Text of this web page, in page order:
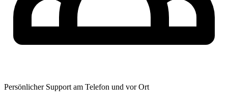
Persönlicher Support am Telefon und vor Ort